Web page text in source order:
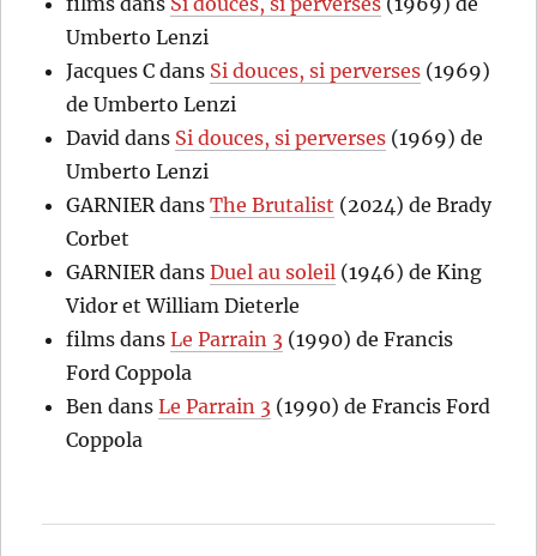
Umberto Lenzi
Jacques C dans Si douces, si perverses (1969)
de Umberto Lenzi
David dans Si douces, si perverses (1969) de
Umberto Lenzi
GARNIER dansThe Brutalist (2024) de Brady
Corbet
GARNIER dansDuel au soleil (1946) de King
Vidor et William Dieterle
films dansLe Parrain 3 (1990) de Francis
Ford Coppola
Ben dansLe Parrain 3 (1990) de Francis Ford
Coppola